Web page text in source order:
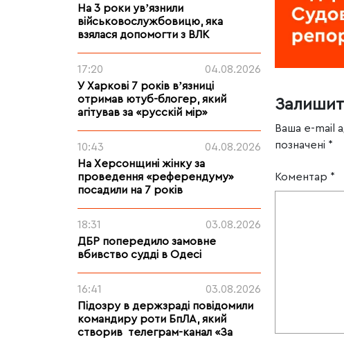
На 3 роки увʼязнили
військовослужбовицю, яка
взялася допомогти з ВЛК
17:20
04.08.2026
У Харкові 7 років вʼязниці
отримав ютуб-блогер, який
агітував за «русскій мір»
10:43
04.08.2026
На Херсонщині жінку за
проведення «референдуму»
посадили на 7 років
18:31
03.08.2026
ДБР попередило замовне
вбивство судді в Одесі
16:41
03.08.2026
Підозру в держзраді повідомили
командиру роти БпЛА, який
створив телеграм-канал «За
Ваша e-mail
позначені *
Коментар *